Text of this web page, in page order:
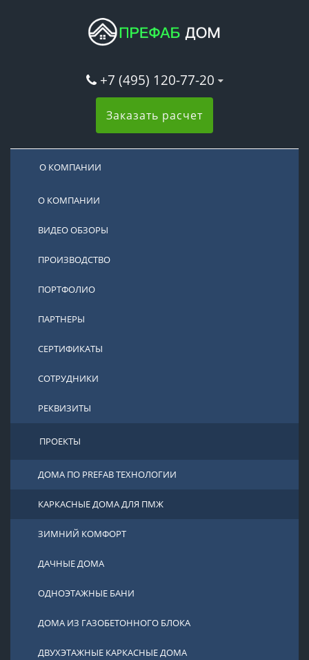
+7 (495) 120-77-20
Заказать расчет
О КОМПАНИИ
О КОМПАНИИ
ВИДЕО ОБЗОРЫ
ПРОИЗВОДСТВО
ПОРТФОЛИО
ПАРТНЕРЫ
СЕРТИФИКАТЫ
СОТРУДНИКИ
РЕКВИЗИТЫ
ПРОЕКТЫ
ДОМА ПО PREFAB ТЕХНОЛОГИИ
КАРКАСНЫЕ ДОМА ДЛЯ ПМЖ
ЗИМНИЙ КОМФОРТ
ДАЧНЫЕ ДОМА
ОДНОЭТАЖНЫЕ БАНИ
ДОМА ИЗ ГАЗОБЕТОННОГО БЛОКА
ДВУХЭТАЖНЫЕ КАРКАСНЫЕ ДОМА